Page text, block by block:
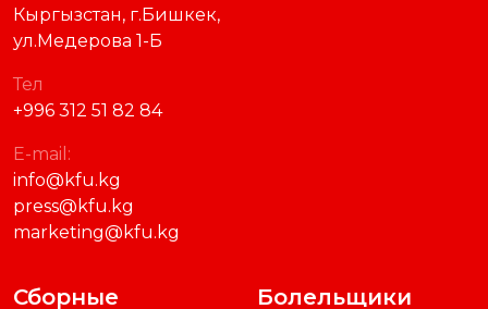
Кыргызстан, г.Бишкек,
ул.Медерова 1-Б
Тел
+996 312 51 82 84
E-mail:
info@kfu.kg
press@kfu.kg
marketing@kfu.kg
Сборные Болельщики